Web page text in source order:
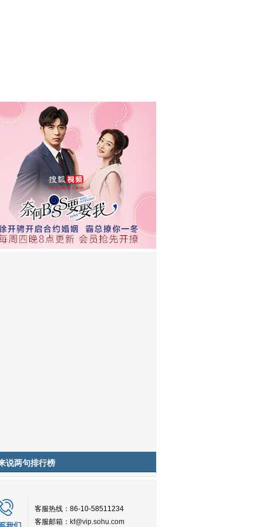
说两句排行榜
客服热线：86-10-58511234
客服邮箱： kf@vip.sohu.com